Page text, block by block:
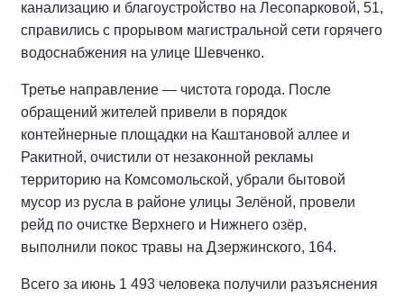
канализацию и благоустройство на Лесопарковой, 51,
справились с прорывом магистральной сети горячего
водоснабжения на улице Шевченко.
Третье направление — чистота города. После
обращений жителей привели в порядок
контейнерные площадки на Каштановой аллее и
Ракитной, очистили от незаконной рекламы
территорию на Комсомольской, убрали бытовой
мусор из русла в районе улицы Зелёной, провели
рейд по очистке Верхнего и Нижнего озёр,
выполнили покос травы на Дзержинского, 164.
Всего за июнь 1 493 человека получили разъяснения